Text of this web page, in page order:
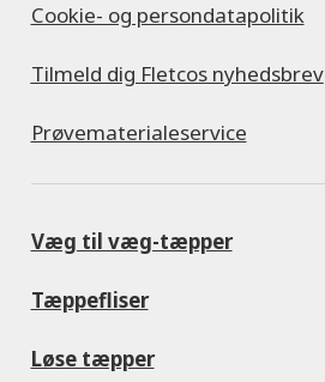
Cookie- og persondatapolitik
Tilmeld dig Fletcos nyhedsbrev
Prøvematerialeservice
Væg til væg-tæpper
Tæppefliser
Løse tæpper